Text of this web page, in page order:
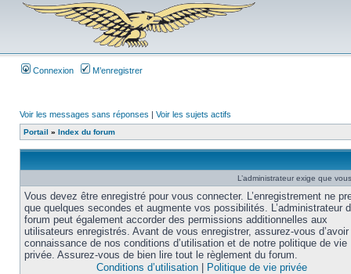
Connexion M’enregistrer
Voir les messages sans réponses | Voir les sujets actifs
Portail » Index du forum
L’administrateur exige que
Vous devez être enregistré pour vous connecter. L’enregistrement ne
que quelques secondes et augmente vos possibilités. L’administrateur
forum peut également accorder des permissions additionnelles aux
utilisateurs enregistrés. Avant de vous enregistrer, assurez-vous
connaissance de nos conditions d’utilisation et de notre politique de vie
privée. Assurez-vous de bien lire tout le règlement du forum.
Conditions d’utilisation
Politique de vie privée